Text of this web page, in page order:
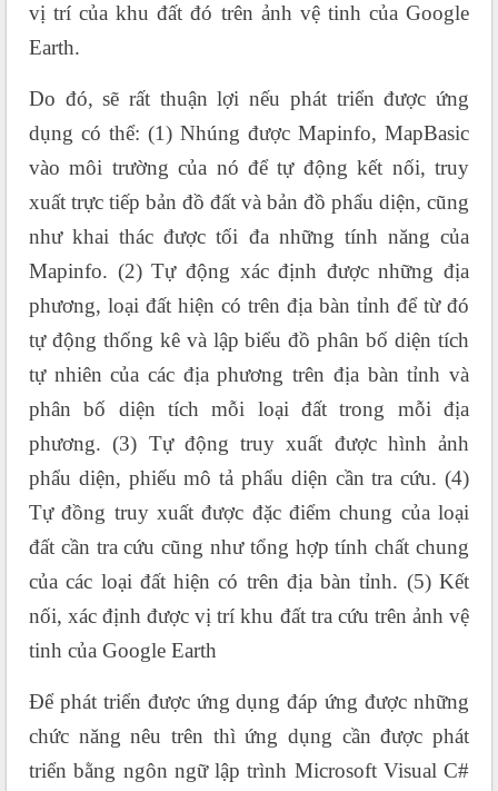
vị trí của khu đất đó trên ảnh vệ tinh của Google
Earth.
Do đó, sẽ rất thuận lợi nếu phát triển được ứng
dụng có thể: (1) Nhúng được Mapinfo, MapBasic
vào môi trường của nó để tự động kết nối, truy
xuất trực tiếp bản đồ đất và bản đồ phẩu diện, cũng
như khai thác được tối đa những tính năng của
Mapinfo. (2) Tự động xác định được những địa
phương, loại đất hiện có trên địa bàn tỉnh để từ đó
tự động thống kê và lập biểu đồ phân bố diện tích
tự nhiên của các địa phương trên địa bàn tỉnh và
phân bố diện tích mỗi loại đất trong mỗi địa
phương. (3) Tự động truy xuất được hình ảnh
phẩu diện, phiếu mô tả phẩu diện cần tra cứu. (4)
Tự đồng truy xuất được đặc điểm chung của loại
đất cần tra cứu cũng như tổng hợp tính chất chung
của các loại đất hiện có trên địa bàn tỉnh. (5) Kết
nối, xác định được vị trí khu đất tra cứu trên ảnh vệ
tinh của Google Earth
Để phát triển được ứng dụng đáp ứng được những
chức năng nêu trên thì ứng dụng cần được phát
triển bằng ngôn ngữ lập trình Microsoft Visual C#